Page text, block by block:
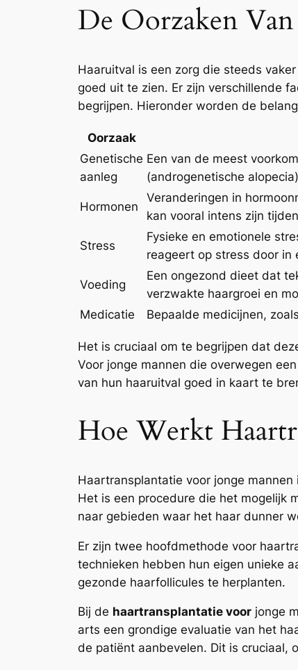
De Oorzaken
Haaruitval is een zorg die steeds
goed uit te zien. Er zijn verschillende
begrijpen. Hieronder worden de
Oorzaak
Genetische
aanleg
Een van de meest
(androgenetische
Hormonen
Veranderingen in
kan vooral intens zijn
Stress
Fysieke en emotionele
reageert op stress door in
Voeding
Een ongezond dieet dat
verzwakte haargroei en
Medicatie
Bepaalde medicijnen,
Het is cruciaal om te begrijpen dat
Voor jonge mannen die overwegen een
van hun haaruitval goed in kaart te
Hoe Werkt
Haartransplantatie voor jonge
Het is een procedure die het mogelijk
naar gebieden waar het haar dunner
Er zijn twee hoofdmethode voor
technieken hebben hun eigen unieke
gezonde haarfollicules te herplanten.
Bij de haartransplantatie voor jonge
arts een grondige evaluatie van het
de patiënt aanbevelen. Dit is cruciaal,